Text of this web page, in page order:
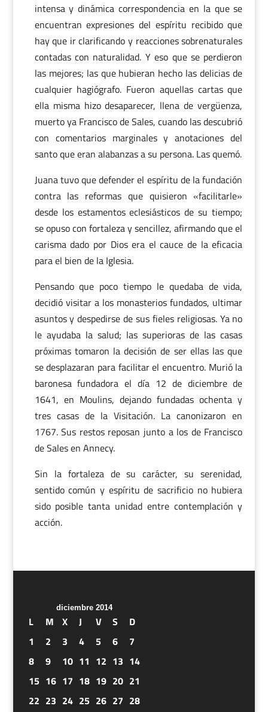
intensa y dinámica correspondencia en la que se
encuentran expresiones del espíritu recibido que
hay que ir clarificando y reacciones sobrenaturales
contadas con naturalidad. Y eso que se perdieron
las mejores; las que hubieran hecho las delicias de
cualquier hagiógrafo. Fueron aquellas cartas que
ella misma hizo desaparecer, llena de vergüenza,
muerto ya Francisco de Sales, cuando las descubrió
con comentarios marginales y anotaciones del
santo que eran alabanzas a su persona. Las quemó.
Juana tuvo que defender el espíritu de la fundación
contra las reformas que quisieron «facilitarle»
desde los estamentos eclesiásticos de su tiempo;
se opuso con fortaleza y sencillez, afirmando que el
carisma dado por Dios era el cauce de la eficacia
para el bien de la Iglesia.
Pensando que poco tiempo le quedaba de vida,
decidió visitar a los monasterios fundados, ultimar
asuntos y despedirse de sus fieles religiosas. Ya no
le ayudaba la salud; las superioras de las casas
próximas tomaron la decisión de ser ellas las que
se desplazaran para facilitar el encuentro. Murió la
baronesa fundadora el día 12 de diciembre de
1641, en Moulins, dejando fundadas ochenta y
tres casas de la Visitación. La canonizaron en
1767. Sus restos reposan junto a los de Francisco
de Sales en Annecy.
Sin la fortaleza de su carácter, su serenidad,
sentido común y espíritu de sacrificio no hubiera
sido posible tanta unidad entre contemplación y
acción.
diciembre 2014
L M X J V S
D
1
2 3 4 5 6
7
8
9 10 11 12 13 14
15 16 17 18 19 20 21
22 23 24 25 26 27 28